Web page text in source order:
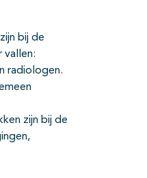
bij de
vallen:
radiologen.
zijn bij de